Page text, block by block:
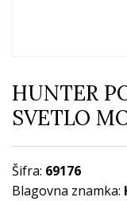
HUNTER
SVETLO
Šifra: 69176
Blagovna znamka: